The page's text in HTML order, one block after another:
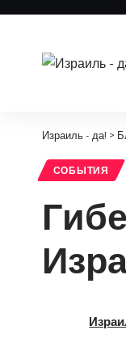
Израиль - да! >
СОБЫТИЯ